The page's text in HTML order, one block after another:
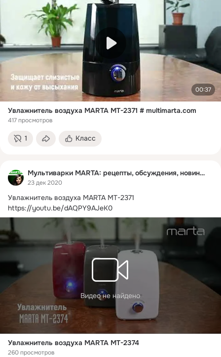
00:37
Увлажнитель воздуха MARTA MT-2371 # multimarta.com
417 просмотров
1 Класс
Мультиварки MARTA: рецепты, обсуждения, новинки
23 дек 2020
Увлажнитель воздуха MARTA MT-2371
https://youtu.be/dAQPY9AJeK0
Видео не найдено
Увлажнитель воздуха MARTA MT-2374
260 просмотров